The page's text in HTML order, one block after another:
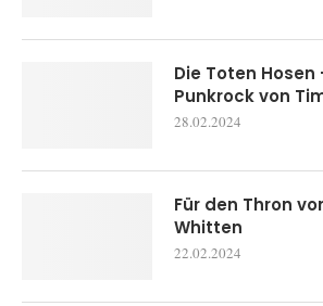
Die Toten
Punkrock von
28.02.2024
Für den Thron
Whitten
22.02.2024